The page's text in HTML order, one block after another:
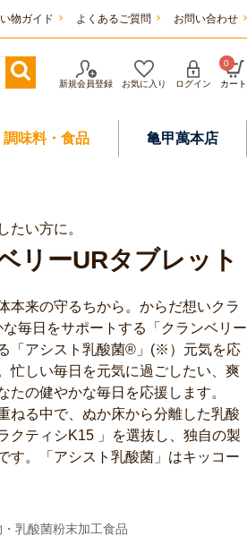
物ガイド よくあるご質問 お問い合わせ
新規会員登録 お気に入り ログイン
0
カート
調味料・食品 亀甲萬本店
たい方に。
リーURタブレット
本来の守るちから。からだ想いクラ
毎日をサポートする「クランベリー
「アシスト乳酸菌®」(※）元気を応
忙しい毎日を元気に過ごしたい、爽
の健やかな毎日を応援します。
ねる中で、ぬか床から分離した乳酸
クティシK15 」を選抜し、独自の製
す。「アシスト乳酸菌」はキッコー
乳酸菌粉末加工食品